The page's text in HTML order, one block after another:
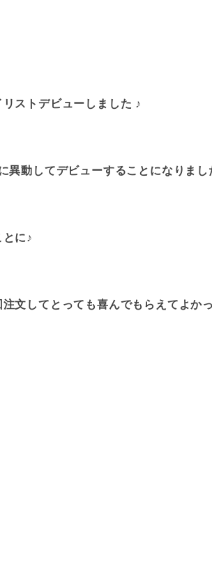
ストデビューしました ♪
異動してデビューすることになりまし
に♪
文してとっても喜んでもらえてよか